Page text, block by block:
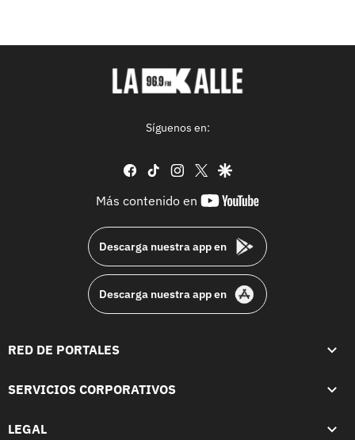
Síguenos en:
facebook
tiktok instagram
twittergoogle
Más contenido en
youtube-
Descarga nuestra app en
Descarga nuestra app en
RED DE PORTALES
SERVICIOS CORPORATIVOS
LEGAL